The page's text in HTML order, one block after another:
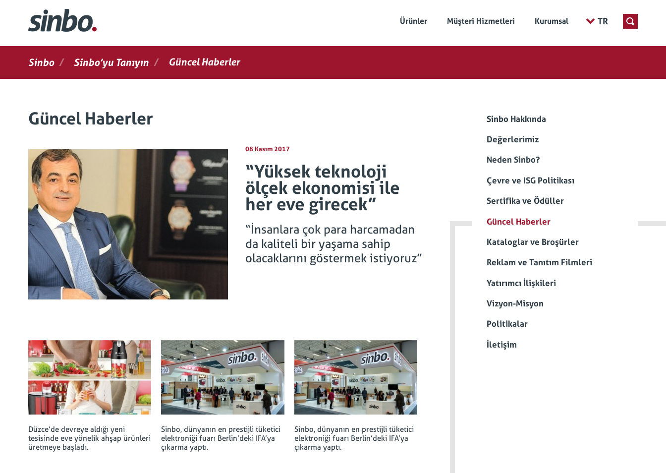
TR
Ürünler Müşteri Hizmetleri Kurumsal
Sinbo / Sinbo’yu Tanıyın / Güncel Haberler
Güncel Haberler
08 Kasım 2017
“Yüksek teknoloji
ölçek ekonomisi ile
her eve girecek”
“İnsanlara çok para harcamadan
da kaliteli bir yaşama sahip
olacaklarını göstermek istiyoruz”
Düzce’de devreye aldığı yeni
tesisinde eve yönelik ahşap ürünleri
üretmeye başladı.
Sinbo, dünyanın en prestijli tüketici
elektroniği fuarı Berlin’deki IFA’ya
çıkarma yaptı.
Sinbo, dünyanın en prestijli tüketici
elektroniği fuarı Berlin’deki IFA’ya
çıkarma yaptı.
Sinbo Hakkında
Değerlerimiz
Neden Sinbo?
Çevre ve ISG Politikası
Sertifika ve Ödüller
Güncel Haberler
Kataloglar ve Broşürler
Reklam ve Tanıtım Filmleri
Yatırımcı İlişkileri
Vizyon-Misyon
Politikalar
İletişim